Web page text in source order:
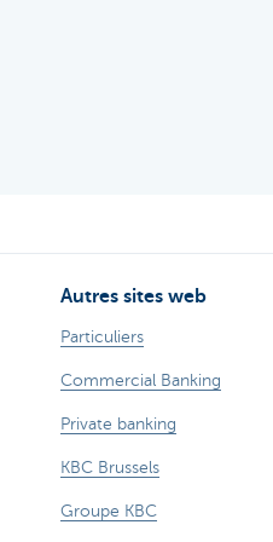
Autres sites web
Particuliers
Commercial Banking
Private banking
KBC Brussels
Groupe KBC